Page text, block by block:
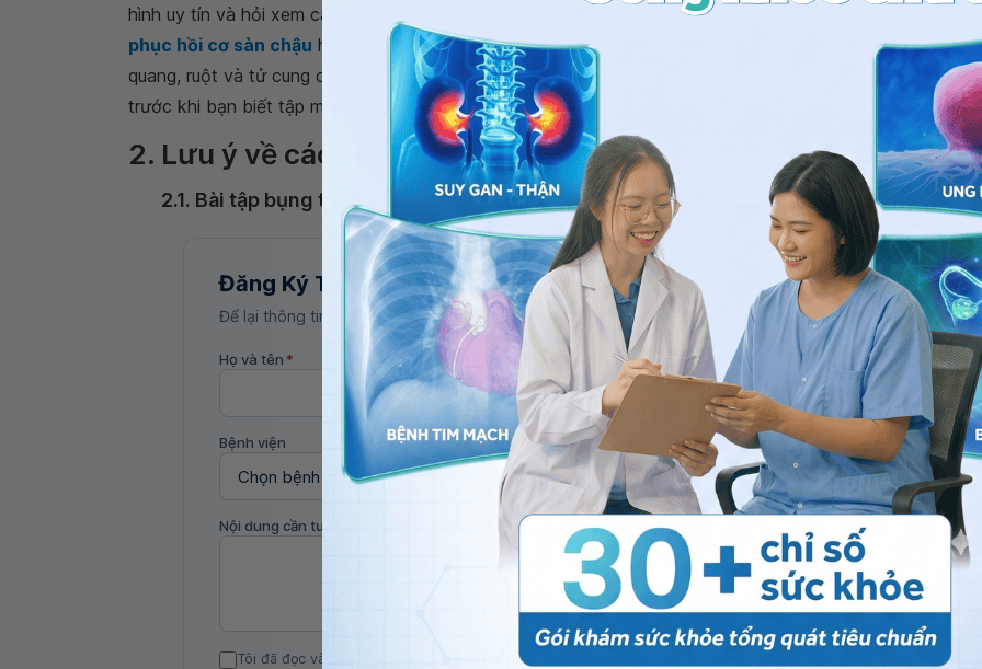
hình uy tín và hỏi xem các PT ở đó có được đào tạo về
cách làm săn chắc bụng sau sinh
phục hồi cơ sàn chậu hay không. (Mang thai cũng có thể làm hỏng các cơ sàn chậu hỗ trợ bàng
quang, ruột và tử cung của bạn.) Có thể phải mất vài buổi để học được các kỹ thuật đúng cách,
trước khi bạn biết tập một mình.
2. Lưu ý về các biện pháp khác
2.1. Bài tập bụng thông thường
Đăng Ký Tư Vấn
Để lại thông tin, bác sĩ Vinmec sẽ liên hệ tư vấn trong 24 giờ.
Họ và tên * Số điện thoại*
Bệnh viện
Nội dung cần tư vấn
Tôi đã đọc và đồng ý với Chính sách bảo vệ dữ liệu cá nhân của Vinmec và chấp thuận để